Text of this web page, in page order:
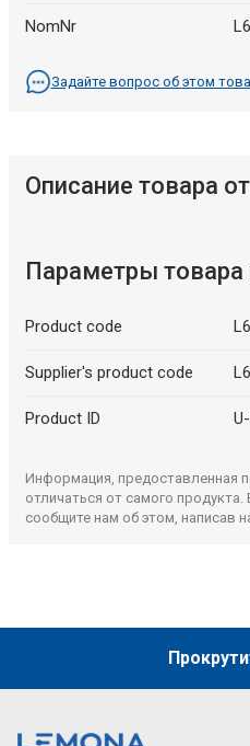
NomNr
Задайте вопрос об этом
Описание товара
Параметры
Product code
Supplier's product code
Product ID
Информация, предоставленная
отличаться от самого
сообщите нам об этом, написав